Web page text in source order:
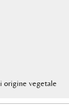
origine vegetale